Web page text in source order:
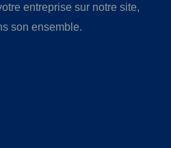
entreprise sur notre site,
son ensemble.